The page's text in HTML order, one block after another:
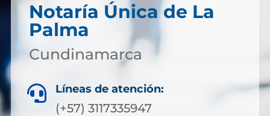
Notaría Única de La
Palma
Cundinamarca
 Líneas de atención:
(+57) 3117335947